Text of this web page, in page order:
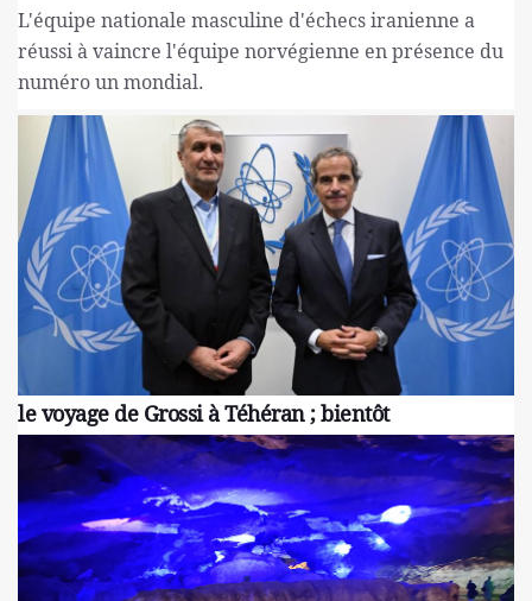
L'équipe nationale masculine d'échecs iranienne a
réussi à vaincre l'équipe norvégienne en présence du
numéro un mondial.
le voyage de Grossi à Téhéran ; bientôt